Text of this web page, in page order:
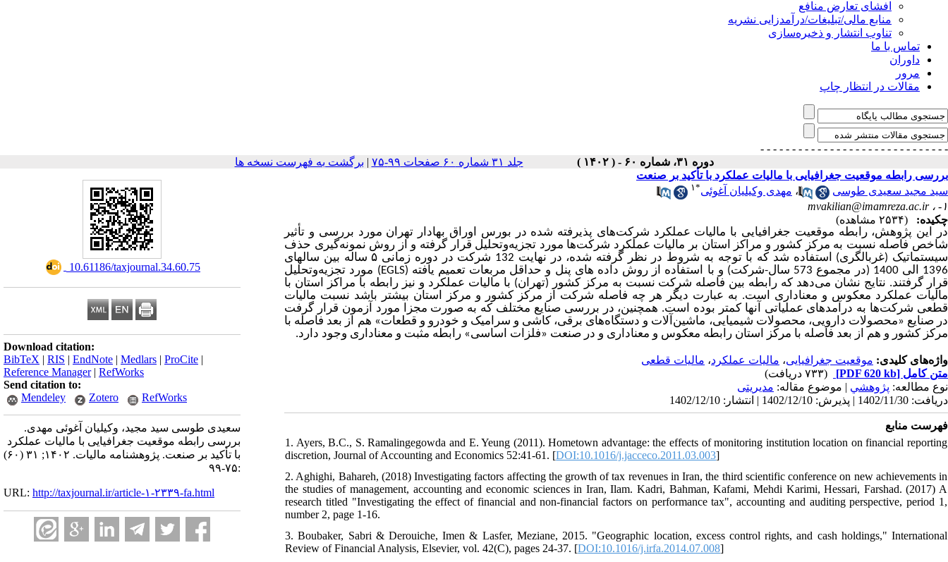
افشای تعارض منافع
منابع مالی/تبلیغات/درآمدزایی نشریه
تناوب انتشار و ذخیره‌سازی
تماس با ما
داوران
مرور
مقالات در انتظار چاپ
- - - - - - - - - - - - - - -
- - - - - - - - - - - - - - -
دوره ۳۱، شماره ۶۰ - ( ۱۴۰۲ )
جلد ۳۱ شماره ۶۰ صفحات ۹۹-۷۵ | برگشت به فهرست نسخه ها
‎ 10.61186/taxjournal.34.60.75
Download citation:
BibTeX | RIS | EndNote | Medlars | ProCite |
Reference Manager| RefWorks
Send citation to:
Mendeley
Zotero RefWorks
سعیدی طوسی سید مجید، وکیلیان آغوئی مهدی.
بررسی رابطه موقعیت جغرافیایی با مالیات عملکرد
با تأکید بر صنعت. پژوهشنامه مالیات. ۱۴۰۲; ۳۱ (۶۰)
:۷۵-۹۹
URL: http://taxjournal.ir/article-۱-۲۳۳۹-fa.html
بررسی رابطه موقعیت جغرافیایی با مالیات عملکرد با تأکید بر صنعت
سید مجید سعیدی طوسی
، مهدی وکیلیان آغوئی*۱
۱- ،
mvakilian@imamreza.ac.ir
چکیده:
(۲۵۳۴ مشاهده)
در این پژوهش، رابطه موقعیت جغرافیایی با مالیات عملکرد شرکت‌های پذیرفته شده در بورس اوراق بهادار تهران مورد بررسی و تأثیر
شاخص فاصله نسبت به مرکز کشور و مراکز استان بر مالیات عملکرد شرکت‌ها مورد تجزیه‌وتحلیل قرار گرفته و از روش نمونه‌گیری حذف
سیستماتیک (غربالگری) استفاده شد که با توجه ‌به شروط در نظر گرفته شده، در نهایت 132 شرکت در دوره زمانی ۵ ساله بین سال­های
1396 الی 1400 (در مجموع 573 سال-شرکت) و با استفاده از روش داده های پنل و حداقل مربعات تعمیم یافته (
EGLS) مورد تجزیه‌وتحلیل
قرار گرفتند. نتایج نشان می‌دهد که رابطه بین فاصله شرکت نسبت به مرکز کشور (تهران) با مالیات عملکرد و نیز رابطه با مراکز استان با
مالیات عملکرد معکوس و معناداری است. به ‌عبارت ‌دیگر هر چه فاصله شرکت از مرکز کشور و مرکز استان بیشتر باشد نسبت مالیات
قطعی شرکت‌ها به درآمدهای عملیاتی آنها کمتر بوده است. همچنین، در بررسی صنایع مختلف که به صورت مجزا مورد آزمون قرار گرفت
در صنایع «محصولات دارویی، محصولات شیمیایی، ماشین‌آلات و دستگاه‌های برقی، کاشی و سرامیک و خودرو و قطعات» هم از بعد فاصله با
مرکز کشور و هم از بعد فاصله با مرکز استان رابطه معکوس و معناداری و در صنعت «فلزات اساسی» رابطه مثبت و معناداری وجود دارد.
واژه‌های کلیدی: موقعیت جغرافیایی، مالیات عملکرد، مالیات قطعی
متن کامل [PDF 620 kb]
(۷۳۳ دریافت)
نوع مطالعه: پژوهشي | موضوع مقاله: مدیریتی
دریافت: 1402/11/30 | پذیرش: 1402/12/10 | انتشار: 1402/12/10
فهرست منابع
1. Ayers, B.C., S. Ramalingegowda and E. Yeung (2011). Hometown advantage: the effects of monitoring institution location on financial reporting
discretion, Journal of Accounting and Economics 52:41-61. [DOI:10.1016/j.jacceco.2011.03.003]
2. Aghighi, Bahareh, (2018) Investigating factors affecting the growth of tax revenues in Iran, the third scientific conference on new achievements in
the studies of management, accounting and economic sciences in Iran, Ilam. Kadri, Bahman, Kafami, Mehdi Karimi, Hessari, Farshad. (2017) A
research titled "Investigating the effect of financial and non-financial factors on performance tax", accounting and auditing perspective, period 1,
number 2, page 1-16.
3. Boubaker, Sabri & Derouiche, Imen & Lasfer, Meziane, 2015. "Geographic location, excess control rights, and cash holdings," International
Review of Financial Analysis, Elsevier, vol. 42(C), pages 24-37. [DOI:10.1016/j.irfa.2014.07.008]